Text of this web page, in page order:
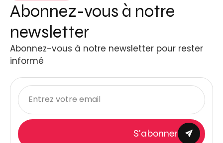
Abonnez-vous à notre
newsletter
Abonnez-vous à notre newsletter pour rester
informé
S'abonner